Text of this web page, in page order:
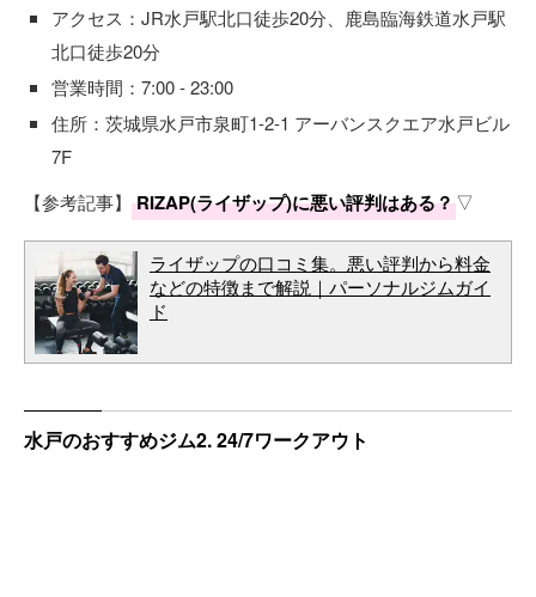
アクセス：JR水戸駅北口徒歩20分、鹿島臨海鉄道水戸駅
北口徒歩20分
営業時間：7:00 - 23:00
住所：茨城県水戸市泉町1-2-1 アーバンスクエア水戸ビル
7F
【参考記事】
RIZAP(ライザップ)に悪い評判はある？▽
ライザップの口コミ集。悪い評判から料金
などの特徴まで解説｜パーソナルジムガイ
ド
水戸のおすすめジム2. 24/7ワークアウト